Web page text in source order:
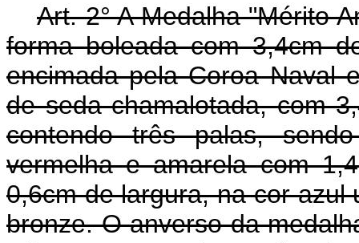
Art. 2° A Medalha "Mérito
forma boleada com 3,4cm
encimada pela Coroa Naval
de seda chamalotada, com
contendo três palas,
vermelha e amarela com
0,6cm de largura, na cor azul
bronze. O anverso da